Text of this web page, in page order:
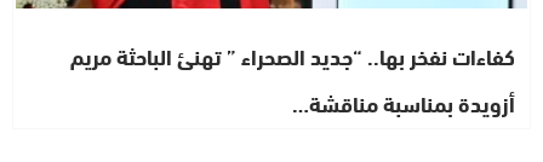
كفاءات نفخر بها.. “جديد الصحراء ” تهنئ الباحثة مريم
أزويدة بمناسبة مناقشة…